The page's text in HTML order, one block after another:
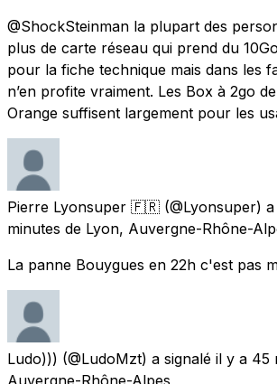
@ShockSteinman la plupart des
plus de carte réseau qui prend du
pour la fiche technique mais dans les
n’en profite vraiment. Les Box à 2go
Orange suffisent largement pour les
Pierre Lyonsuper 🇫🇷 (@Lyonsuper)
minutes de Lyon, Auvergne-Rhône-
La panne Bouygues en 22h c'est pas
Ludo))) (@LudoMzt) a signalé il y a 45
Auvergne-Rhône-Alpes